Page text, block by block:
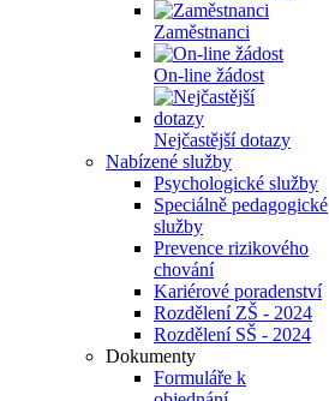
Zaměstnanci
On-line žádost
Nejčastější dotazy
Nabízené služby
Psychologické služby
Speciálně pedagogické
služby
Prevence rizikového
chování
Kariérové poradenství
Rozdělení ZŠ - 2024
Rozdělení SŠ - 2024
Dokumenty
Formuláře k